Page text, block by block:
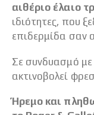
αιθέριο έλαιο
ιδιότητες, που
επιδερμίδα σαν
Σε συνδυασμό με
ακτινοβολεί
Ήρεμο και